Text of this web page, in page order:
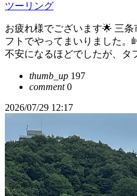
ツーリング
お疲れ様でございます🌟 三
フトでやってまいりました。
不安になるほどでしたが、タ
thumb_up 197
comment0
2026/07/29 12:17